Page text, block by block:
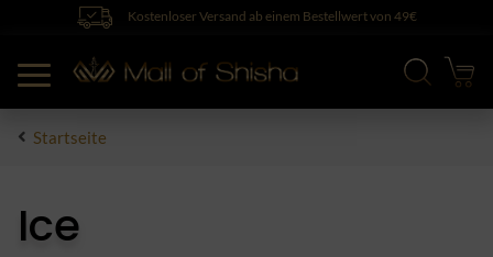
Kostenloser Versand ab einem Bestellwert von 49€
Startseite
Ice